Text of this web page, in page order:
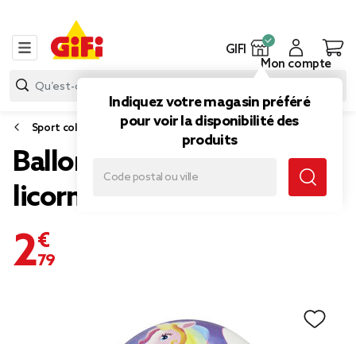
GIFI
Indiquez votre magasin préféré
pour voir la disponibilité des
produits
Mon compte
Sport collectif
Ballon de plage motif
licorne multicolore
2,79 €